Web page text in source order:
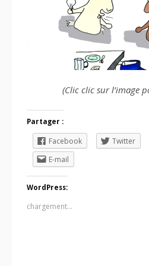
(Clic clic sur l’image
Partager :
Facebook Twitter
E-mail
WordPress:
chargement…